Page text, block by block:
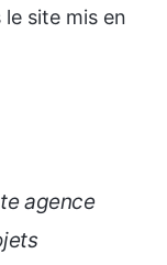
site mis en
agence